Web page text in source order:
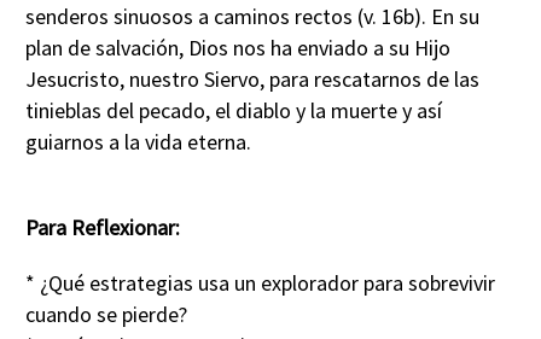
senderos sinuosos a caminos rectos (v. 16b). En su
plan de salvación, Dios nos ha enviado a su Hijo
Jesucristo, nuestro Siervo, para rescatarnos de las
tinieblas del pecado, el diablo y la muerte y así
guiarnos a la vida eterna.
Para Reflexionar:
* ¿Qué estrategias usa un explorador para sobrevivir
cuando se pierde?